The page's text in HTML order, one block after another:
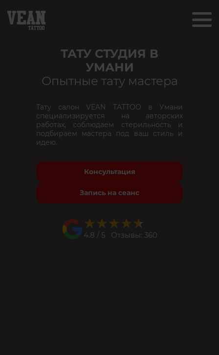
ТАТУ СТУДИЯ В
УМАНИ
Опытные тату мастера
Тату салон VEAN TATTOO в Умани
специализируется на авторских
работах, соблюдаем стерильность и
подбираем мастера под ваш стиль и
идею.
Консультация
Запись на сеанс
★★★★★
★★★★★
4.8 / 5 Отзывы: 360